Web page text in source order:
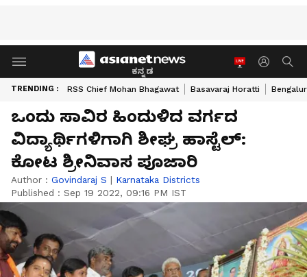
ಕನ್ನಡ
TRENDING : RSS Chief Mohan Bhagawat Basavaraj Horatti
ಒಂದು ಸಾವಿರ ಹಿಂದುಳಿದ ವರ್ಗದ
ವಿದ್ಯಾರ್ಥಿಗಳಿಗಾಗಿ ಶೀಘ್ರ ಹಾಸ್ಟೆಲ್‌:
ಕೋಟ ಶ್ರೀನಿವಾಸ ಪೂಜಾರಿ
Author : Govindaraj S | Karnataka Districts
Published : Sep 19 2022, 09:16 PM IST